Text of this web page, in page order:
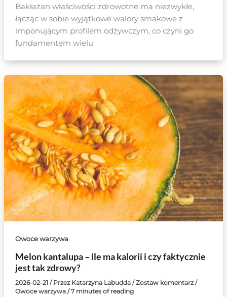
Bakłażan właściwości zdrowotne ma niezwykłe,
łącząc w sobie wyjątkowe walory smakowe z
imponującym profilem odżywczym, co czyni go
fundamentem wielu
Owoce warzywa
Melon kantalupa – ile ma kalorii i czy faktycznie
jest tak zdrowy?
2026-02-21 / Przez Katarzyna Labudda /Zostaw komentarz /
Owoce warzywa/7 minutes of reading